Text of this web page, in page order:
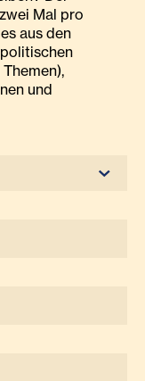
Mal pro
aus den
und